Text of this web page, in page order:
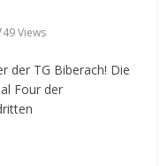
Views
der TG Biberach! Die
Four der